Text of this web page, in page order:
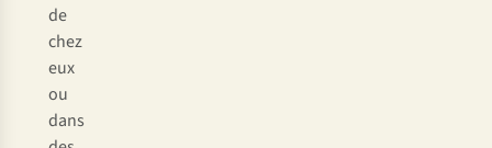
de
chez
eux
ou
dans